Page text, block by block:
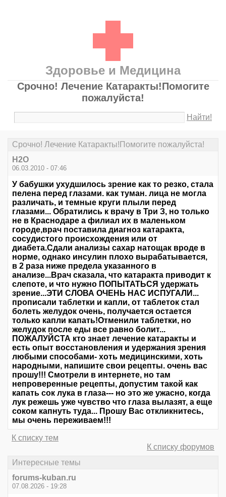
Здоровье и Медицина
Срочно! Лечение Катаракты!Помогите
пожалуйста!
Найти!
Срочно! Лечение Катаракты!Помогите пожалуйста!
Н2О
06.03.2010 - 07:46
У бабушки ухудшилось зрение как то резко, стала
пелена перед глазами. как туман. лица не могла
различать, и темные круги плыли перед
глазами... Обратились к врачу в Три З, но только
не в Краснодаре а филиал их в маленьком
городе,врач поставила диагноз катаракта,
сосудистого происхождения или от
диабета.Сдали анализы сахар натощак вроде в
норме, однако инсулин плохо вырабатывается,
в 2 раза ниже предела указанного в
анализе...Врач сказала, что катаракта приводит к
слепоте, и что нужно ПОПЫТАТЬСЯ удержать
зрение...ЭТИ СЛОВА ОЧЕНЬ НАС ИСПУГАЛИ...
прописали таблетки и капли, от таблеток стал
болеть желудок очень, получается остается
только капли капать!Отменили таблетки, но
желудок после еды все равно болит...
ПОЖАЛУЙСТА кто знает лечение катаракты и
есть опыт восстановления и удержания зрения
любыми способами- хоть медицинскими, хоть
народными, напишите свои рецепты. очень вас
прошу!!! Смотрели в интернете, но там
непроверенные рецепты, допустим такой как
капать сок лука в глаза--- но это же ужасно, когда
лук режешь уже чувство что глаза вылазят, а еще
соком капнуть туда... Прошу Вас откликнитесь,
мы очень переживаем!!!
К списку тем
К списку форумов
Интересные темы
forums-kuban.ru
07.08.2026 - 19:28